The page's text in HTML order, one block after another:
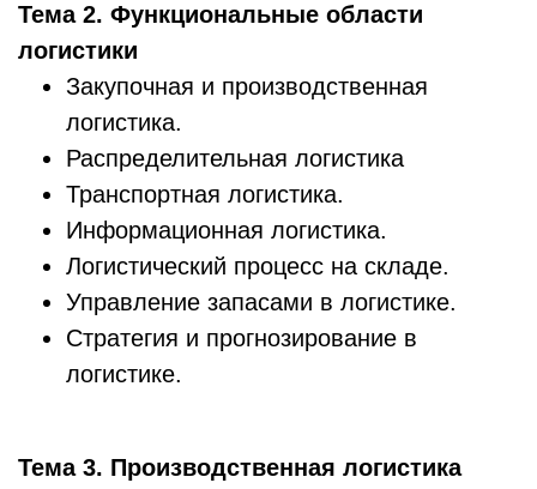
Тема 2. Функциональные области
логистики
Закупочная и производственная
логистика.
Распределительная логистика
Транспортная логистика.
Информационная логистика.
Логистический процесс на складе.
Управление запасами в логистике.
Стратегия и прогнозирование в
логистике.
Тема 3. Производственная логистика